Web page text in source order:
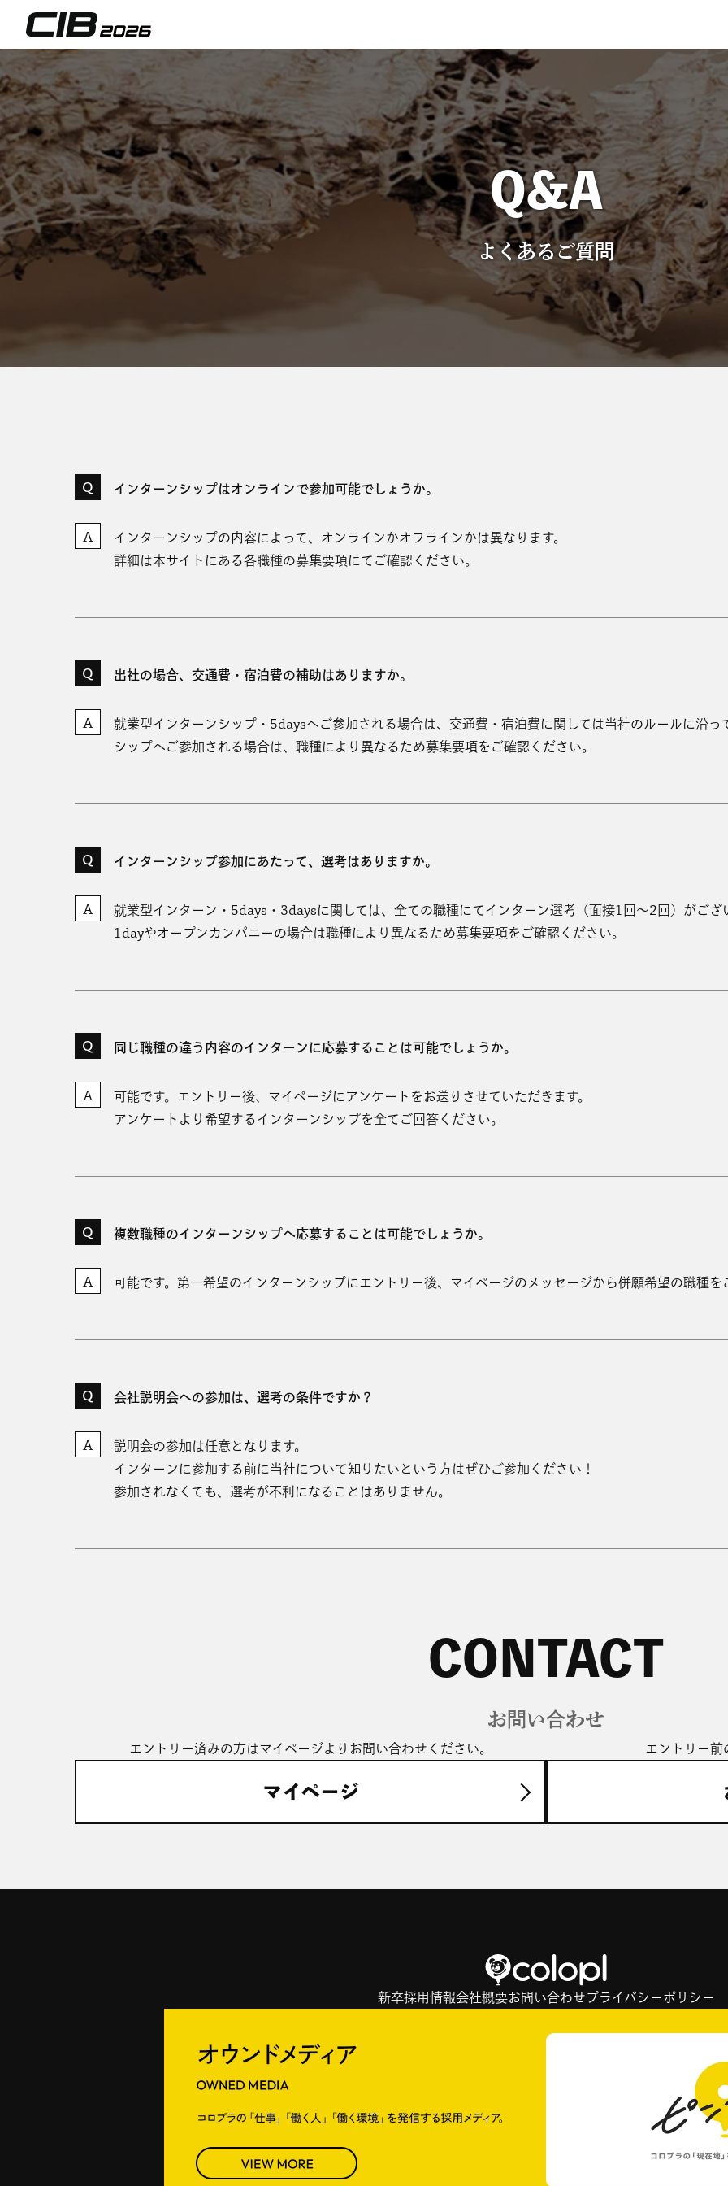
よくあるご質問
インターンシップはオンラインで参加可能でしょうか。
インターンシップの内容によって、オンラインかオフラインかは異なります。
詳細は本サイトにある各職種の募集要項にてご確認ください。
出社の場合、交通費・宿泊費の補助はありますか。
就業型インターンシップ・5daysへご参加される場合は、交通費・宿泊費に関しては当社のルールに沿
シップへご参加される場合は、職種により異なるため募集要項をご確認ください。
インターンシップ参加にあたって、選考はありますか。
就業型インターン・5days・3daysに関しては、全ての職種にてインターン選考（面接1回～2回）がござ
1dayやオープンカンパニーの場合は職種により異なるため募集要項をご確認ください。
同じ職種の違う内容のインターンに応募することは可能でしょうか。
可能です。エントリー後、マイページにアンケートをお送りさせていただきます。
アンケートより希望するインターンシップを全てご回答ください。
複数職種のインターンシップへ応募することは可能でしょうか。
可能です。第一希望のインターンシップにエントリー後、マイページのメッセージから併願希望の職種を
会社説明会への参加は、選考の条件ですか？
説明会の参加は任意となります。
インターンに参加する前に当社について知りたいという方はぜひご参加ください！
参加されなくても、選考が不利になることはありません。
お問い合わせ
エントリー済みの方はマイページよりお問い合わせください。
マイページ
エントリー
新卒採用情報会社概要お問い合わせプライバシーポリシー